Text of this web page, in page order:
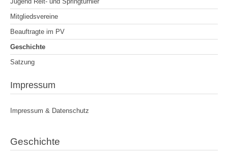
Mitgliedsvereine
Beauftragte im PV
Geschichte
Satzung
Impressum
Impressum & Datenschutz
Geschichte